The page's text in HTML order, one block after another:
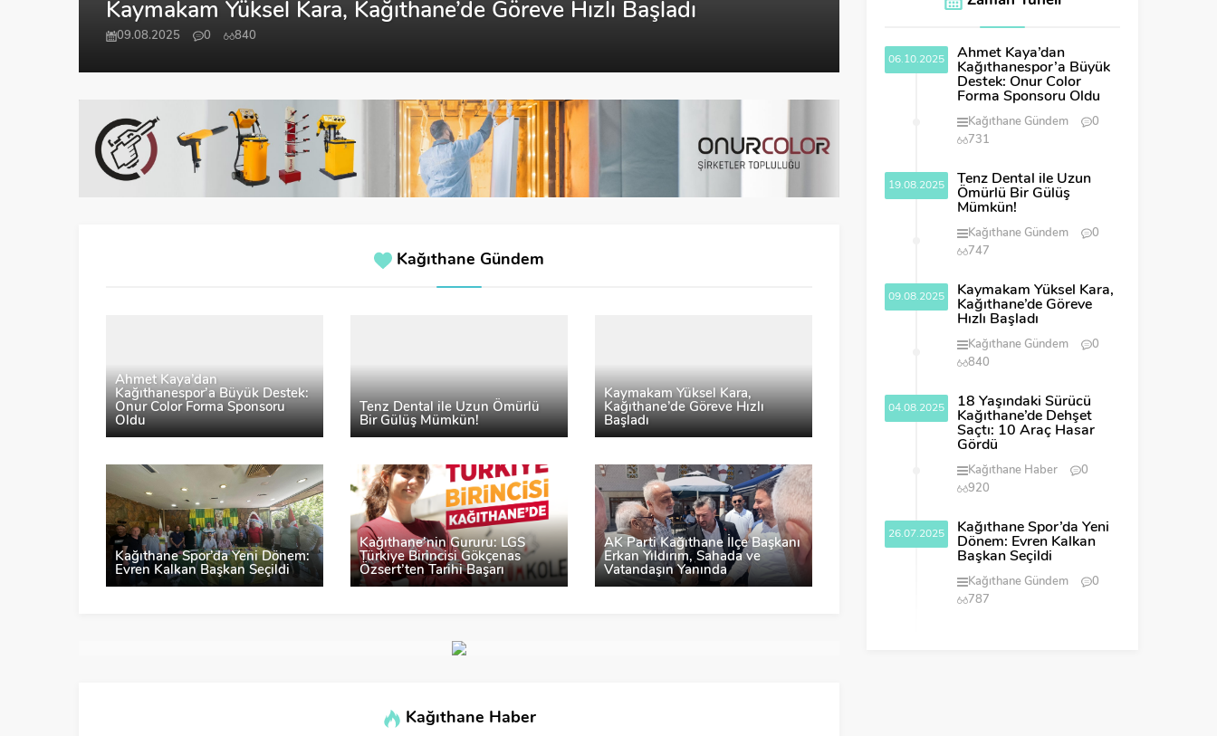
Kaymakam Yüksel Kara, Kağıthane’de Göreve Hızlı Başladı
09.08.2025 0 840
Kağıthane Gündem
Ahmet Kaya’dan
Kağıthanespor’a Büyük Destek:
Onur Color Forma Sponsoru
Oldu
Tenz Dental ile Uzun Ömürlü
Bir Gülüş Mümkün!
Kaymakam Yüksel Kara,
Kağıthane’de Göreve Hızlı
Başladı
Kağıthane Spor’da Yeni Dönem:
Evren Kalkan Başkan Seçildi
Kağıthane’nin Gururu: LGS
Türkiye Birincisi Gökçenas
Özsert’ten Tarihi Başarı
AK Parti Kağıthane İlçe Başkanı
Erkan Yıldırım, Sahada ve
Vatandaşın Yanında
Kağıthane Haber
06.10.2025
Ahmet Kaya’dan
Kağıthanespor’a Büyük
Destek: Onur Color
Forma Sponsoru Oldu
Kağıthane Gündem
0
731
19.08.2025
Tenz Dental ile Uzun
Ömürlü Bir Gülüş
Mümkün!
Kağıthane Gündem
0
747
09.08.2025
Kaymakam Yüksel Kara,
Kağıthane’de Göreve
Hızlı Başladı
Kağıthane Gündem
0
840
04.08.2025
18 Yaşındaki Sürücü
Kağıthane’de Dehşet
Saçtı: 10 Araç Hasar
Gördü
Kağıthane Haber
0
920
26.07.2025
Kağıthane Spor’da Yeni
Dönem: Evren Kalkan
Başkan Seçildi
Kağıthane Gündem
0
787